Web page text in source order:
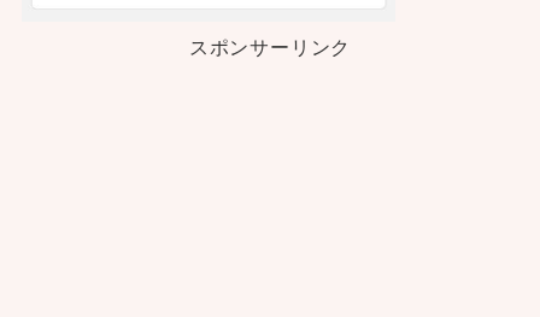
スポンサーリンク